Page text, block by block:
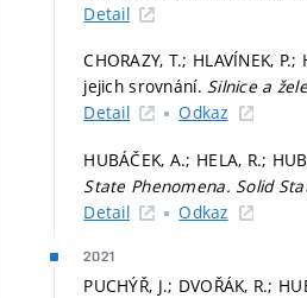
Detail
CHORAZY, T.; HLAVÍNEK,
jejich srovnání. Silnice a
Detail
Odkaz
HUBÁČEK, A.; HELA, R.;
State Phenomena. Solid
Detail
Odkaz
2021
PUCHÝŘ, J.; DVOŘÁK, R.;